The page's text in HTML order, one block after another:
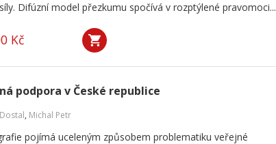
Difúzní model přezkumu spočívá v rozptýlené pravomoci...
Kč
podpora v České republice
, Michal Petr
pojímá uceleným způsobem problematiku veřejné